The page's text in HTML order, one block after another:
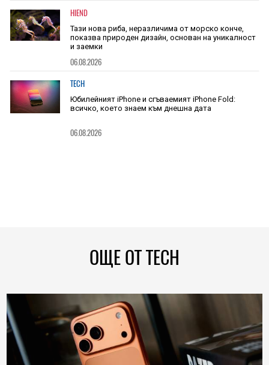
HIEND
Тази нова риба, неразличима от морско конче,
показва природен дизайн, основан на уникалност
и заемки
06.08.2026
TECH
Юбилейният iPhone и сгъваемият iPhone Fold:
всичко, което знаем към днешна дата
06.08.2026
ОЩЕ ОТ TECH